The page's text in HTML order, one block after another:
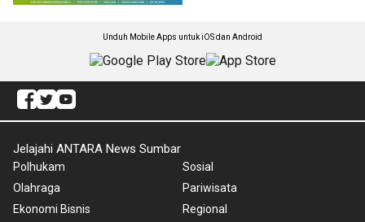
Unduh Mobile Apps untuk iOS dan Android
Jelajahi ANTARA News Sumbar
Polhukam
Olahraga
Ekonomi Bisnis
Sosial
Pariwisata
Regional